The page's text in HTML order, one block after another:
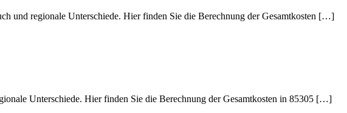
und regionale Unterschiede. Hier finden Sie die Berechnung der Gesamtkosten […]
Unterschiede. Hier finden Sie die Berechnung der Gesamtkosten in 85305 […]